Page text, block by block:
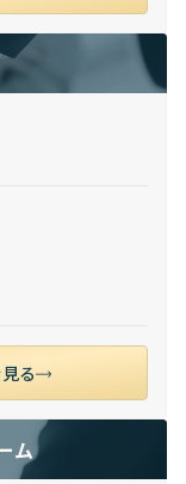
る
ム